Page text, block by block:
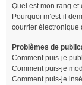
Quel est mon rang
Pourquoi m’est-il
courrier électronique
Problèmes de
Comment puis-je
Comment puis-je
Comment puis-je